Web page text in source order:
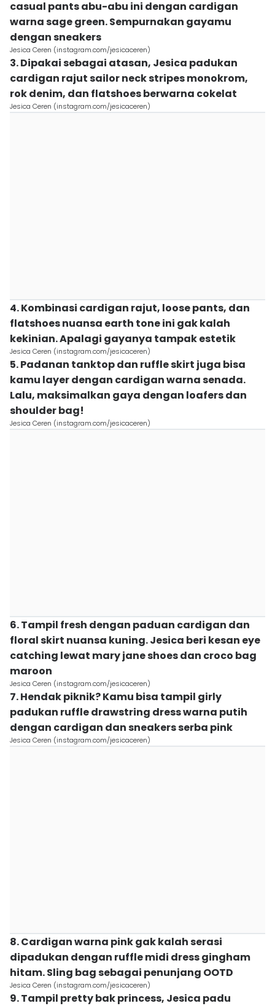
casual pants abu-abu ini dengan cardigan
warna sage green. Sempurnakan gayamu
dengan sneakers
Jesica Ceren (instagram.com/jesicaceren)
3. Dipakai sebagai atasan, Jesica padukan
cardigan rajut sailor neck stripes monokrom,
rok denim, dan flatshoes berwarna cokelat
Jesica Ceren (instagram.com/jesicaceren)
4. Kombinasi cardigan rajut, loose pants, dan
flatshoes nuansa earth tone ini gak kalah
kekinian. Apalagi gayanya tampak estetik
Jesica Ceren (instagram.com/jesicaceren)
5. Padanan tanktop dan ruffle skirt juga bisa
kamu layer dengan cardigan warna senada.
Lalu, maksimalkan gaya dengan loafers dan
shoulder bag!
Jesica Ceren (instagram.com/jesicaceren)
6. Tampil fresh dengan paduan cardigan dan
floral skirt nuansa kuning. Jesica beri kesan eye
catching lewat mary jane shoes dan croco bag
maroon
Jesica Ceren (instagram.com/jesicaceren)
7. Hendak piknik? Kamu bisa tampil girly
padukan ruffle drawstring dress warna putih
dengan cardigan dan sneakers serba pink
Jesica Ceren (instagram.com/jesicaceren)
8. Cardigan warna pink gak kalah serasi
dipadukan dengan ruffle midi dress gingham
hitam. Sling bag sebagai penunjang OOTD
Jesica Ceren (instagram.com/jesicaceren)
9. Tampil pretty bak princess, Jesica padu